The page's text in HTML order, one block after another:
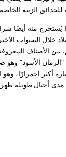
الزينة
يُستخرج منه أيضًا
خلال السنوات
من الأصناف
الأسود”
أكثر احمرارًا،
أجيال طويلة